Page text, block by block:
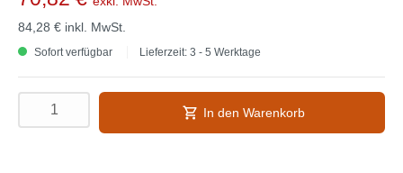
84,28 € inkl. MwSt.
Sofort verfügbar Lieferzeit: 3 - 5 Werktage
In den Warenkorb